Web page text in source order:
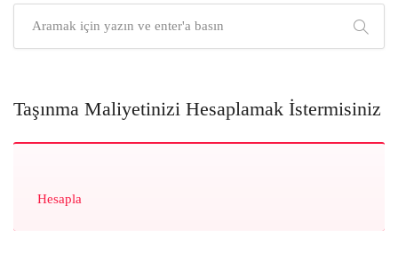
Taşınma Maliyetinizi Hesaplamak İstermisiniz
Hesapla